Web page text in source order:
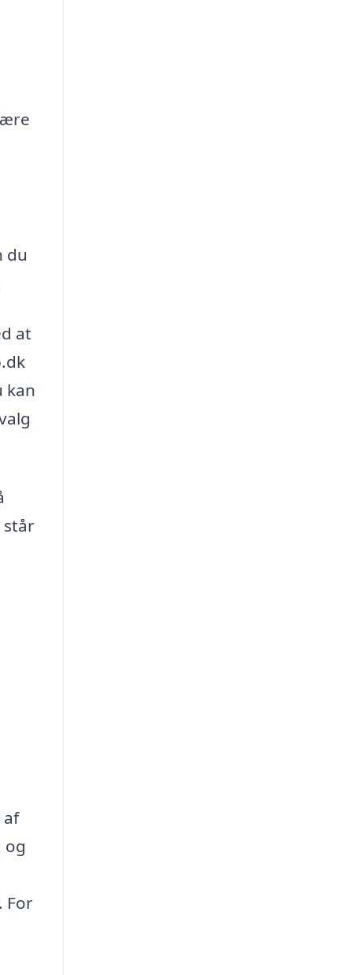
du
at
kan
står
af
og
For